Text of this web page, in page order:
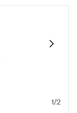
1/2